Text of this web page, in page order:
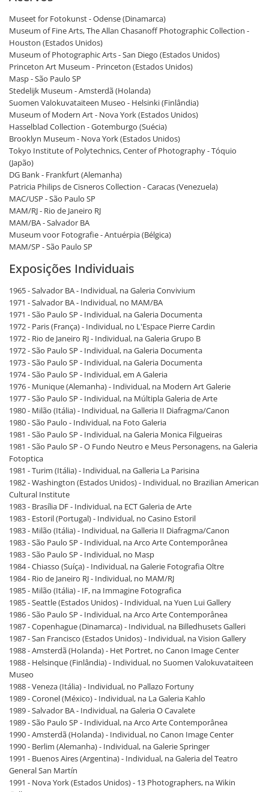
Museet for Fotokunst - Odense (Dinamarca)
Museum of Fine Arts, The Allan Chasanoff Photographic Collection -
Houston (Estados Unidos)
Museum of Photographic Arts - San Diego (Estados Unidos)
Princeton Art Museum - Princeton (Estados Unidos)
Masp - São Paulo SP
Stedelijk Museum - Amsterdã (Holanda)
Suomen Valokuvataiteen Museo - Helsinki (Finlândia)
Museum of Modern Art - Nova York (Estados Unidos)
Hasselblad Collection - Gotemburgo (Suécia)
Brooklyn Museum - Nova York (Estados Unidos)
Tokyo Institute of Polytechnics, Center of Photography - Tóquio
(Japão)
DG Bank - Frankfurt (Alemanha)
Patricia Philips de Cisneros Collection - Caracas (Venezuela)
MAC/USP - São Paulo SP
MAM/RJ - Rio de Janeiro RJ
MAM/BA - Salvador BA
Museum voor Fotografie - Antuérpia (Bélgica)
MAM/SP - São Paulo SP
Exposições Individuais
1965 - Salvador BA - Individual, na Galeria Convivium
1971 - Salvador BA - Individual, no MAM/BA
1971 - São Paulo SP - Individual, na Galeria Documenta
1972 - Paris (França) - Individual, no L'Espace Pierre Cardin
1972 - Rio de Janeiro RJ - Individual, na Galeria Grupo B
1972 - São Paulo SP - Individual, na Galeria Documenta
1973 - São Paulo SP - Individual, na Galeria Documenta
1974 - São Paulo SP - Individual, em A Galeria
1976 - Munique (Alemanha) - Individual, na Modern Art Galerie
1977 - São Paulo SP - Individual, na Múltipla Galeria de Arte
1980 - Milão (Itália) - Individual, na Galleria II Diafragma/Canon
1980 - São Paulo - Individual, na Foto Galeria
1981 - São Paulo SP - Individual, na Galeria Monica Filgueiras
1981 - São Paulo SP - O Fundo Neutro e Meus Personagens, na Galeria
Fotoptica
1981 - Turim (Itália) - Individual, na Galleria La Parisina
1982 - Washington (Estados Unidos) - Individual, no Brazilian American
Cultural Institute
1983 - Brasília DF - Individual, na ECT Galeria de Arte
1983 - Estoril (Portugal) - Individual, no Casino Estoril
1983 - Milão (Itália) - Individual, na Galleria II Diafragma/Canon
1983 - São Paulo SP - Individual, na Arco Arte Contemporânea
1983 - São Paulo SP - Individual, no Masp
1984 - Chiasso (Suíça) - Individual, na Galerie Fotografia Oltre
1984 - Rio de Janeiro RJ - Individual, no MAM/RJ
1985 - Milão (Itália) - IF, na Immagine Fotografica
1985 - Seattle (Estados Unidos) - Individual, na Yuen Lui Gallery
1986 - São Paulo SP - Individual, na Arco Arte Contemporânea
1987 - Copenhague (Dinamarca) - Individual, na Billedhusets Galleri
1987 - San Francisco (Estados Unidos) - Individual, na Vision Gallery
1988 - Amsterdã (Holanda) - Het Portret, no Canon Image Center
1988 - Helsinque (Finlândia) - Individual, no Suomen Valokuvataiteen
Museo
1988 - Veneza (Itália) - Individual, no Pallazo Fortuny
1989 - Coronel (México) - Individual, na La Galeria Kahlo
1989 - Salvador BA - Individual, na Galeria O Cavalete
1989 - São Paulo SP - Individual, na Arco Arte Contemporânea
1990 - Amsterdã (Holanda) - Individual, no Canon Image Center
1990 - Berlim (Alemanha) - Individual, na Galerie Springer
1991 - Buenos Aires (Argentina) - Individual, na Galeria del Teatro
General San Martín
1991 - Nova York (Estados Unidos) - 13 Photographers, na Wikin